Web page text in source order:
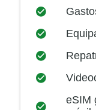
eSIM